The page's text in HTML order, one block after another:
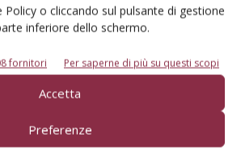
Policy o cliccando sul pulsante di gestione
inferiore dello schermo.
fornitori Per saperne di più su questi scopi
Accetta
Preferenze
Premium Kvt